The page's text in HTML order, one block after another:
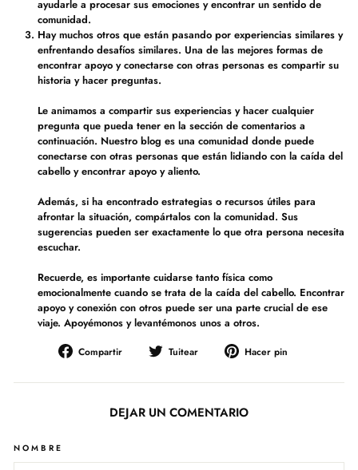
ayudarle a procesar sus emociones y encontrar un sentido de
comunidad.
Hay muchos otros que están pasando por experiencias similares y
enfrentando desafíos similares. Una de las mejores formas de
encontrar apoyo y conectarse con otras personas es compartir su
historia y hacer preguntas.
Le animamos a compartir sus experiencias y hacer cualquier
pregunta que pueda tener en la sección de comentarios a
continuación. Nuestro blog es una comunidad donde puede
conectarse con otras personas que están lidiando con la caída del
cabello y encontrar apoyo y aliento.
Además, si ha encontrado estrategias o recursos útiles para
afrontar la situación, compártalos con la comunidad. Sus
sugerencias pueden ser exactamente lo que otra persona necesita
escuchar.
Recuerde, es importante cuidarse tanto física como
emocionalmente cuando se trata de la caída del cabello. Encontrar
apoyo y conexión con otros puede ser una parte crucial de ese
viaje. Apoyémonos y levantémonos unos a otros.
Compartir
Compartir
Facebook
Tuitear
Tuitear
Twitter
Hacer pin
Pinterest
DEJAR UN COMENTARIO
NOMBRE